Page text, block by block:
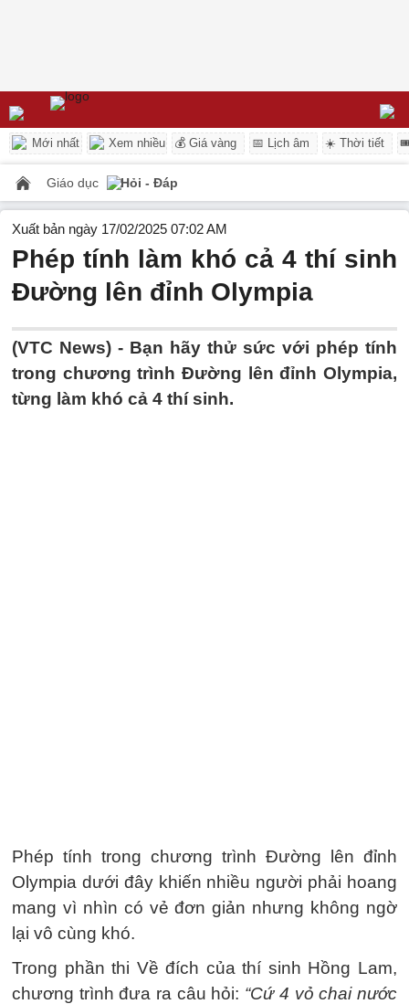
Mới nhất Xem nhiều 💰 Giá vàng 📅 Lịch âm ☀️ Thời tiết
Giáo dục Hỏi - Đáp
Xuất bản ngày 17/02/2025 07:02 AM
Phép tính làm khó cả 4 thí sinh
Đường lên đỉnh Olympia
(VTC News) - Bạn hãy thử sức với phép tính
trong chương trình Đường lên đỉnh Olympia,
từng làm khó cả 4 thí sinh.
Phép tính trong chương trình Đường lên đỉnh
Olympia dưới đây khiến nhiều người phải hoang
mang vì nhìn có vẻ đơn giản nhưng không ngờ
lại vô cùng khó.
Trong phần thi Về đích của thí sinh Hồng Lam,
chương trình đưa ra câu hỏi: “Cứ 4 vỏ chai nước